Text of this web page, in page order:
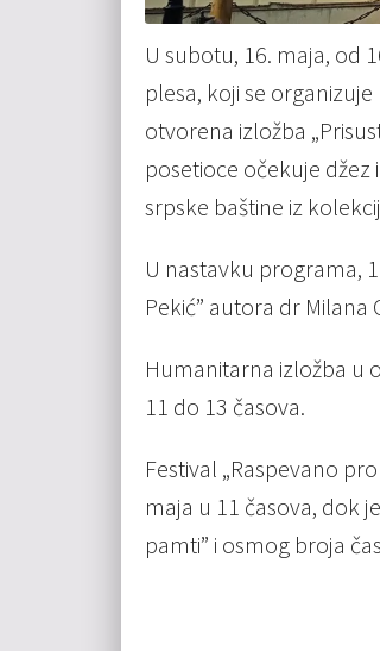
U subotu, 16. maja, od
plesa, koji se
otvorena izložba
posetioce očekuje džez
srpske baštine iz
U nastavku programa,
Pekić” autora dr Milana
Humanitarna izložba u
11 do 13 časova.
Festival „Raspevano
maja u 11 časova, dok
pamti” i osmog broja